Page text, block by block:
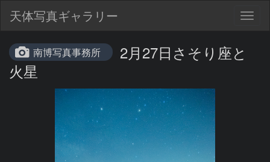
天体写真ギャラリー
南博写真事務所
2月27日さそり座と
火星